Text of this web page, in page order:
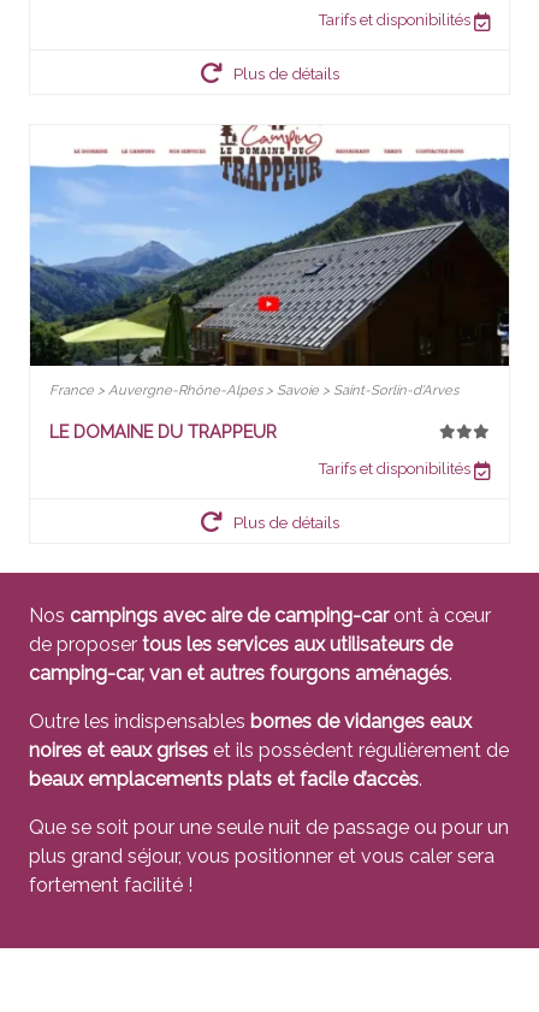
Tarifs et disponibilités
Plus de détails
France > Auvergne-Rhône-Alpes > Savoie > Saint-Sorlin-d'Arves
LE DOMAINE DU TRAPPEUR
Tarifs et disponibilités
Plus de détails
Nos campings avec aire de camping-caront à cœur
de proposer tous les services aux utilisateurs de
camping-car, van et autres fourgons aménagés.
Outre les indispensables bornes de vidanges eaux
noires et eaux grises et ils possèdent régulièrement de
beaux emplacements plats et facile d’accès.
Que se soit pour une seule nuit de passage ou pour un
plus grand séjour, vous positionner et vous caler sera
fortement facilité !